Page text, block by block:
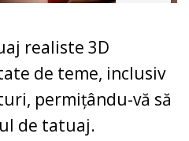
realiste 3D
de teme, inclusiv
permițându-vă să
de tatuaj.